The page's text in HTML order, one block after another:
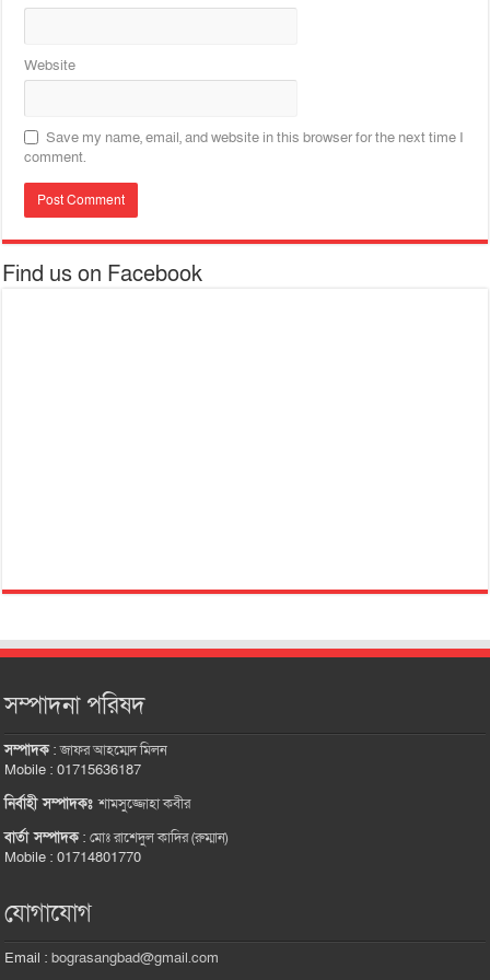
Website
Save my name, email, and website in this browser for the next time I
comment.
Find us on Facebook
সম্পাদনা পরিষদ
সম্পাদক:জাফর আহম্মেদ মিলন
Mobile : 01715636187
নির্বাহী সম্পাদকঃশামসুজ্জোহা কবীর
বার্তা সম্পাদক:মোঃ রাশেদুল কাদির (রুম্মান)
Mobile : 01714801770
যোগাযোগ
Email :bograsangbad@gmail.com